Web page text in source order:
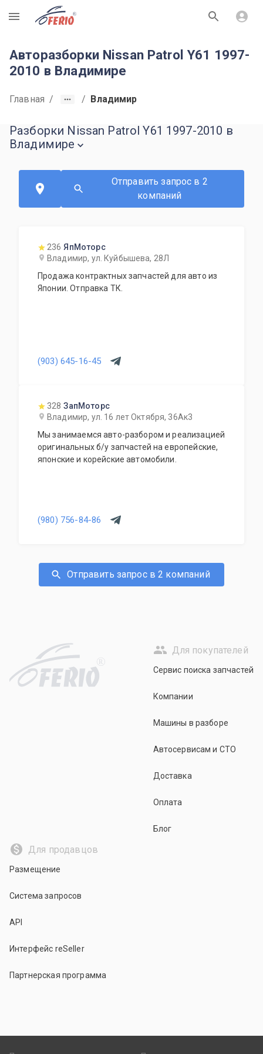
R
Авторазборки Nissan Patrol Y61 1997-
2010 в Владимире
Главная / / Владимир
Разборки Nissan Patrol Y61 1997-2010 в
Владимире
Отправить запрос в 2
компаний
236 ЯпМоторс
Владимир, ул. Куйбышева, 28Л
Продажа контрактных запчастей для авто из
Японии. Отправка ТК.
(903) 645-16-45
328 ЗапМоторс
Владимир, ул. 16 лет Октября, 36Ак3
Мы занимаемся авто-разбором и реализацией
оригинальных б/у запчастей на европейские,
японские и корейские автомобили.
(980) 756-84-86
Отправить запрос в 2 компаний
R
Для покупателей
Сервис поиска запчастей
Компании
Машины в разборе
Автосервисам и СТО
Доставка
Оплата
Блог
Для продавцов
Размещение
Система запросов
API
Интерфейс reSeller
Партнерская программа